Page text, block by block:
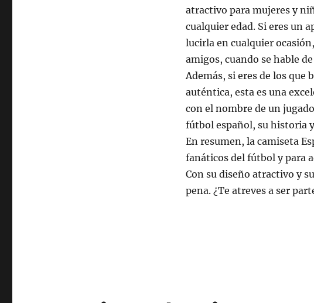
atractivo para mujeres y
cualquier edad. Si eres un
lucirla en cualquier
amigos, cuando se hable
Además, si eres de los que
auténtica, esta es una
con el nombre de un
fútbol español, su historia
En resumen, la camiseta
fanáticos del fútbol y para
Con su diseño atractivo y
pena. ¿Te atreves a ser